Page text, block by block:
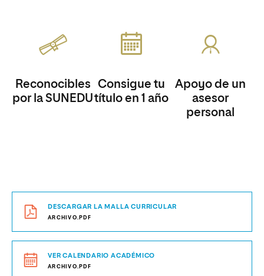
Reconocibles
por la SUNEDU
Consigue tu
título en 1 año
Apoyo de un
asesor
personal
DESCARGAR LA MALLA CURRICULAR
ARCHIVO.PDF
VER CALENDARIO ACADÉMICO
ARCHIVO.PDF